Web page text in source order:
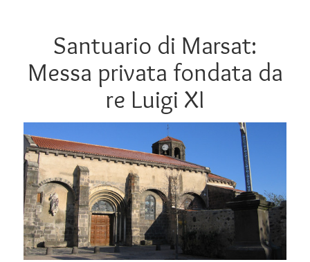
Santuario di Marsat:
Messa privata fondata da
re Luigi XI